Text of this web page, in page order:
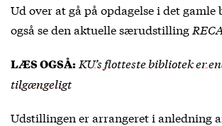
Ud over at gå på opdagelse i det
også se den aktuelle særudstilling
LÆS OGSÅ: KU’s flotteste bibliotek er
tilgængeligt
Udstillingen er arrangeret i anledning